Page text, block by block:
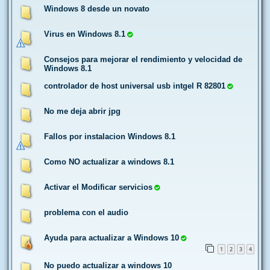
Windows 8 desde un novato
Virus en Windows 8.1
Consejos para mejorar el rendimiento y velocidad de
Windows 8.1
controlador de host universal usb intgel R 82801
No me deja abrir jpg
Fallos por instalacion Windows 8.1
Como NO actualizar a windows 8.1
Activar el Modificar servicios
problema con el audio
Ayuda para actualizar a Windows 10
1 2 3 4
No puedo actualizar a windows 10